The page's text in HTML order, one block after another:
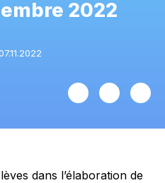
2022
dans l’élaboration de